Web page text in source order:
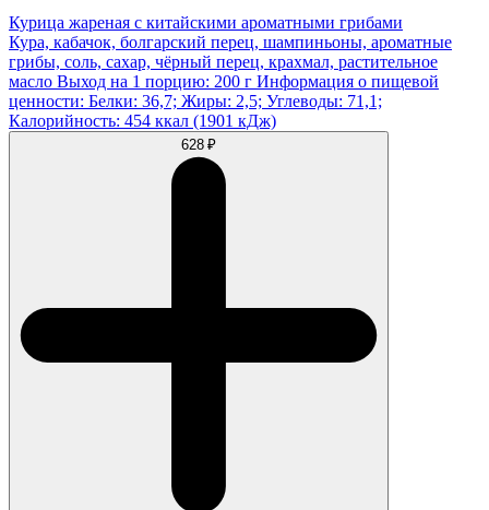
Курица жареная с китайскими ароматными грибами
Кура, кабачок, болгарский перец, шампиньоны, ароматные
грибы, соль, сахар, чёрный перец, крахмал, растительное
масло Выход на 1 порцию: 200 г Информация о пищевой
ценности: Белки: 36,7; Жиры: 2,5; Углеводы: 71,1;
Калорийность: 454 ккал (1901 кДж)
628 ₽